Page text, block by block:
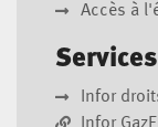
Accès à
Services
Infor